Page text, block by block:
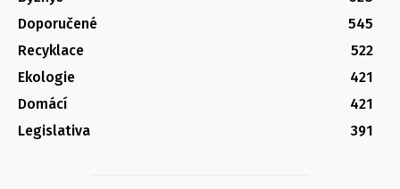
Doporučené
545
Recyklace
522
Ekologie
421
Domácí
421
Legislativa
391